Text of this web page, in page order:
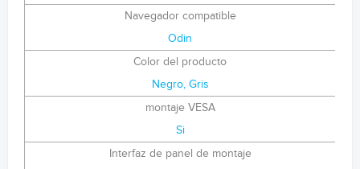
Navegador compatible
Odin
Color del producto
Negro, Gris
montaje VESA
Si
Interfaz de panel de montaje